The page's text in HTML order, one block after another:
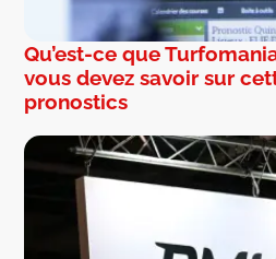
Qu’est-ce que
vous devez savoir sur
pronostics